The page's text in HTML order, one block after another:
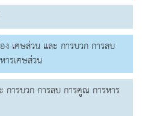
ง เศษส่วน และ การบวก การลบ
รเศษส่วน
การบวก การลบ การคูณ การหาร